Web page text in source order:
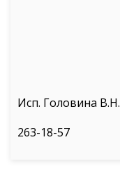
Исп. Головина В.Н.
263-18-57